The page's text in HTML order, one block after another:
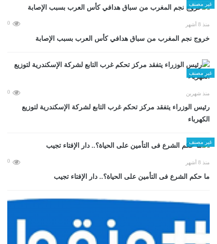
غير مصنف
منذ 8 أشهر 0
خروج نجم المغرب من سباق هدافي كأس العرب بسبب الإصابة
غير مصنف
منذ شهرين 0
رئيس الوزراء يتفقد مركز تحكم غرب التابع لشركة الإسكندرية لتوزيع
الكهرباء
غير مصنف
منذ 8 أشهر 0
ما حكم الشرع فى التأمين على الحياة؟.. دار الإفتاء تجيب